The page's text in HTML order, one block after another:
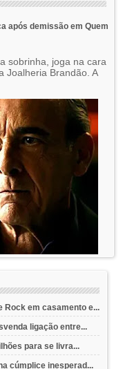
após demissão em Quem
sobrinha, joga na cara
Joalheria Brandão. A
Rock em casamento e...
ligação entre...
para se livra...
cúmplice inesperad...